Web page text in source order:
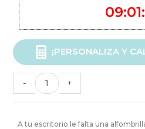
¡PERSONALIZA Y
-
Alfombrilla
de
ratón
personalizada
cantidad
+
Alternative:
A tu escritorio le falta una